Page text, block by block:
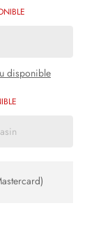
disponible